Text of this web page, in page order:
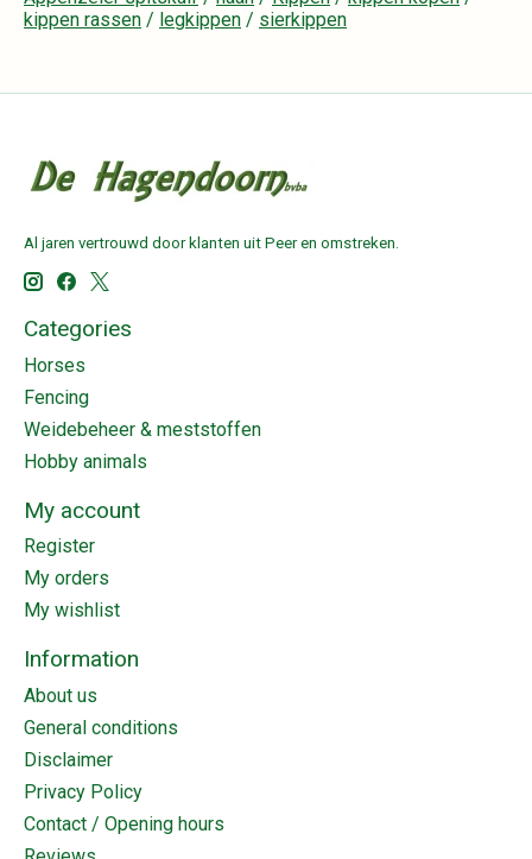
kippen rassen / legkippen / sierkippen
Al jaren vertrouwd door klanten uit Peer en omstreken.
Categories
Horses
Fencing
Weidebeheer & meststoffen
Hobby animals
My account
Register
My orders
My wishlist
Information
About us
General conditions
Disclaimer
Privacy Policy
Contact / Opening hours